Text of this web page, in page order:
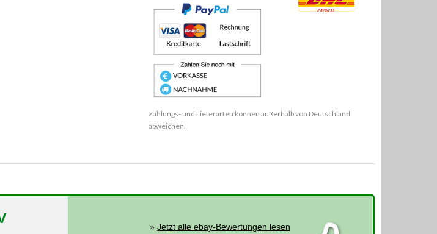
Zahlungs- und Lieferarten können außerhalb von Deutschland
abweichen.
»Jetzt alle ebay-Bewertungen lesen